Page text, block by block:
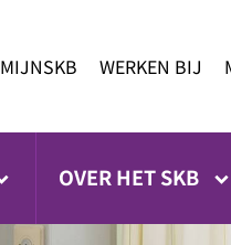
MIJNSKB WERKEN BIJ
OVER HET SKB